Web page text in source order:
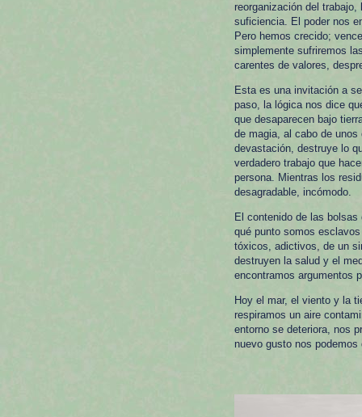
reorganización del
suficiencia. El poder nos
Pero hemos crecido;
simplemente sufriremos
carentes de valores,
Esta es una invitación a
paso, la lógica nos dice
que desaparecen bajo
de magia, al cabo de
devastación, destruye lo
verdadero trabajo que
persona. Mientras los
desagradable, incómodo.
El contenido de las
qué punto somos
tóxicos, adictivos, de un
destruyen la salud y el
encontramos argumentos
Hoy el mar, el viento y la
respiramos un aire
entorno se deteriora, nos
nuevo gusto nos